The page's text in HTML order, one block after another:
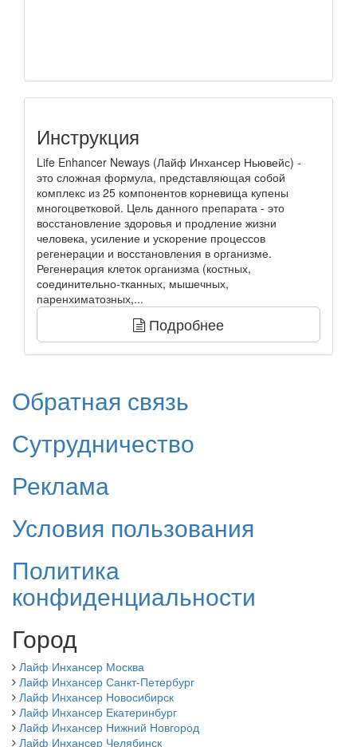
Инструкция
Life Enhancer Neways (Лайф Инхансер Ньювейс) -
это сложная формула, представляющая собой
комплекс из 25 компонентов корневища купены
многоцветковой. Цель данного препарата - это
восстановление здоровья и продление жизни
человека, усиление и ускорение процессов
регенерации и восстановления в организме.
Регенерация клеток организма (костных,
соединительно-тканных, мышечных,
паренхиматозных,...
Подробнее
Обратная связь
Сутрудничество
Реклама
Условия пользования
Политика
конфиденциальности
Город
Лайф Инхансер Москва
Лайф Инхансер Санкт-Петербург
Лайф Инхансер Новосибирск
Лайф Инхансер Екатеринбург
Лайф Инхансер Нижний Новгород
Лайф Инхансер Челябинск